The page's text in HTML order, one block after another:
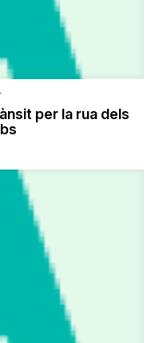
per la rua dels